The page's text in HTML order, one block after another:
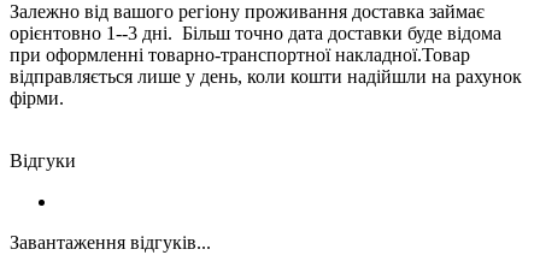
Залежно від вашого регіону проживання доставка займає
орієнтовно 1--3 дні. Більш точно дата доставки буде відома
при оформленні товарно-транспортної накладної.Товар
відправляється лише у день, коли кошти надійшли на рахунок
фірми.
Відгуки
Завантаження відгуків...